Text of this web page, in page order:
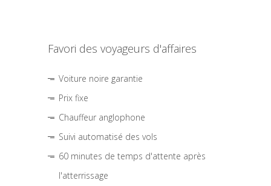
Favori des voyageurs d'affaires
Voiture noire garantie
Prix fixe
Chauffeur anglophone
Suivi automatisé des vols
60 minutes de temps d'attente après
l'atterrissage